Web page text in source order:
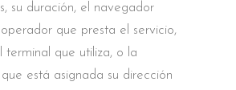
su duración, el navegador
que presta el servicio,
terminal que utiliza, o la
está asignada su dirección